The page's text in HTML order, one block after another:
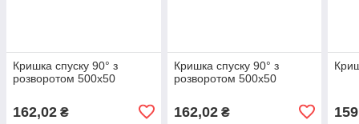
Кришка спуску 90° з
розворотом 500х50
162,02 ₴
Кришка спуску 90° з
розворотом 500х50
162,02₴ 159